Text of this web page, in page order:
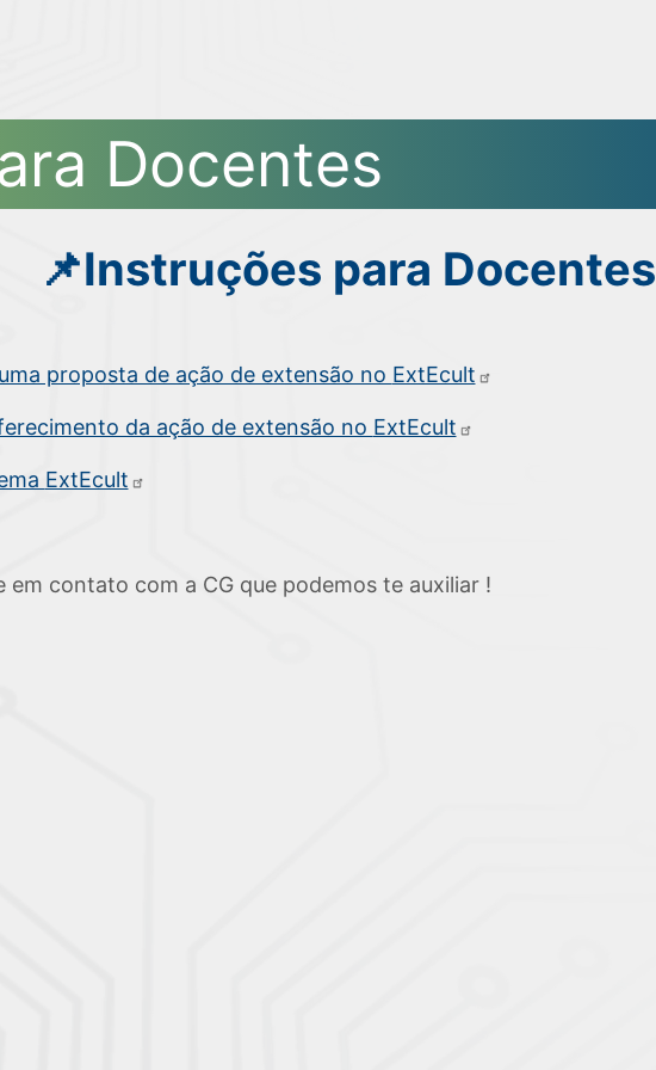
Docentes
📌Instruções para Docentes
proposta de ação de extensão no ExtEcult
da ação de extensão no ExtEcult
ExtEcult
em contato com a CG que podemos te auxiliar !